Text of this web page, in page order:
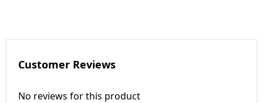
Customer Reviews
No reviews for this product